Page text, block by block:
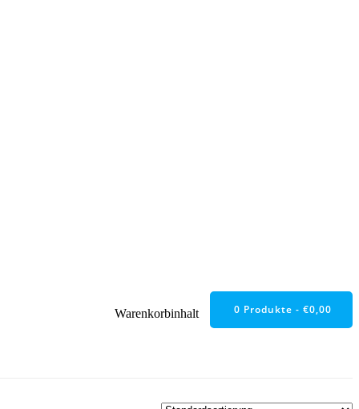
Warenkorbinhalt 0 Produkte - €0,00